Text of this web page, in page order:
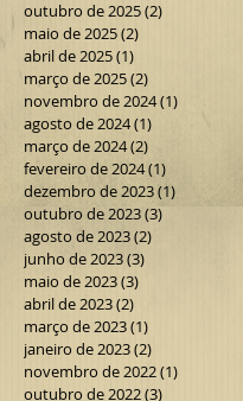
fevereiro de 2026 (1)
dezembro de 2025
outubro de 2025
maio de 2025(2)2 posts
abril de 2025(1)1 post
março de 2025(2)2 posts
novembro de 2024
agosto de 2024(1)1 post
março de 2024(2)2 posts
fevereiro de 2024 (1)
dezembro de 2023
outubro de 2023
agosto de 2023(2)
junho de 2023(3)
maio de 2023(3)3 posts
abril de 2023(2)2 posts
março de 2023(1)1 post
janeiro de 2023(2)2 posts